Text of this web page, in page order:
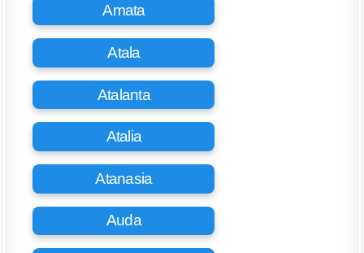
Amata
Atala
Atalanta
Atalia
Atanasia
Auda